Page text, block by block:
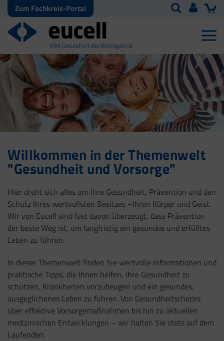
Zum Fachkreis-Portal
Willkommen in der Themenwelt
"Gesundheit und Vorsorge"
Hier dreht sich alles um Ihre Gesundheit, Prävention und den
Schutz Ihres wertvollsten Besitzes –Ihren Körper und Geist.
Wir von Eucell sind fest davon überzeugt, dass Prävention
der beste Weg ist, um langfristig ein gesundes und erfülltes
Leben zu führen.
In dieser Themenwelt finden Sie wertvolle Informationen und
praktische Tipps, die Ihnen helfen, Ihre Gesundheit zu
schützen, Krankheiten vorzubeugen und ein gesundes,
ausgeglichenes Leben zu führen. Von Gesundheitschecks
über effektive Vorsorgemaßnahmen bis hin zu aktuellen
medizinischen Entwicklungen – wir halten Sie stets auf dem
Laufenden.